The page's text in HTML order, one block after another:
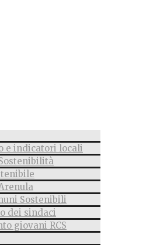
e indicatori locali
Sostenibili
dei sindaci
giovani RCS